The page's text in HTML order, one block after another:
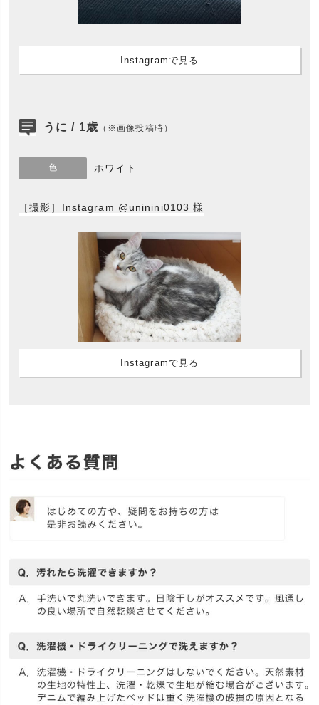
Instagramで見る
うに / 1歳 （※画像投稿時）
色 ホワイト
［撮影］Instagram @uninini0103 様
Instagramで見る